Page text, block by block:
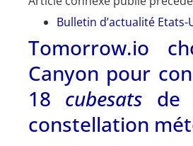
Bulletin d’actualité Etats-
Tomorrow.io
Canyon pour
18 cubesats de
constellation